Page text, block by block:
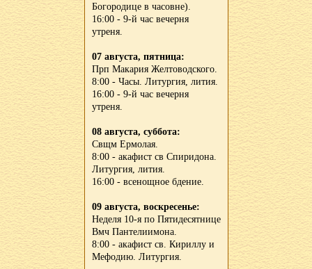
Богородице в часовне).
16:00 - 9-й час вечерня
утреня.
07 августа, пятница:
Прп Макария Желтоводского.
8:00 - Часы. Литургия, лития.
16:00 - 9-й час вечерня
утреня.
08 августа, суббота:
Свщм Ермолая.
8:00 - акафист св Спиридона.
Литургия, лития.
16:00 - всенощное бдение.
09 августа, воскресенье:
Неделя 10-я по Пятидесятнице
Вмч Пантелиимона.
8:00 - акафист св. Кириллу и
Мефодию. Литургия.